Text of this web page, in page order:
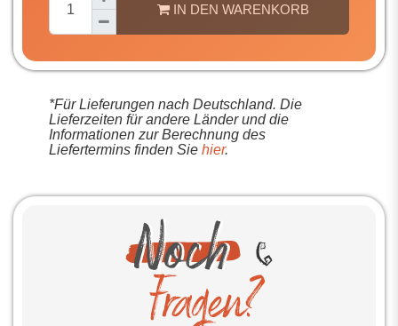
IN DEN WARENKORB
*Für Lieferungen nach Deutschland. Die
Lieferzeiten für andere Länder und die
Informationen zur Berechnung des
Liefertermins finden Sie hier.